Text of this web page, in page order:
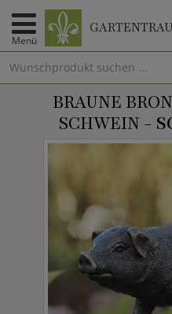
Menü
BRAUNE
SCHWEIN -